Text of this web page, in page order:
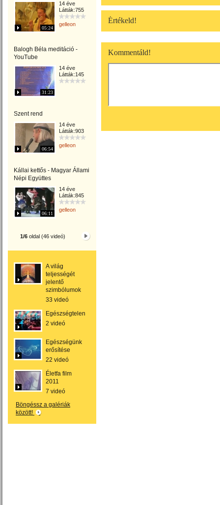
05:24
14 éve
Látták:755
gelleon
Balogh Béla meditáció -
YouTube
31:23
14 éve
Látták:145
Szent rend
06:54
14 éve
Látták:903
gelleon
Kállai kettős - Magyar Állami
Népi Együttes
06:11
14 éve
Látták:845
gelleon
1/6 oldal (46 videó)
A világ
teljességét
jelentő
szimbólumok
33 videó
Egészségtelen
2 videó
Egészségünk
erősítése
22 videó
Életfa film
2011
7 videó
Böngéssz a galériák
között!
Értékeld!
Kommentáld!